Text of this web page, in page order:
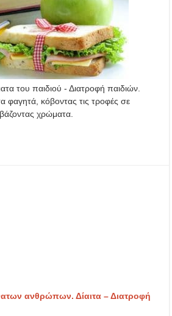
του παιδιού - Διατροφή παιδιών.
φαγητά, κόβοντας τις τροφές σε
χρώματα.
ανθρώπων. Δίαιτα – Διατροφή